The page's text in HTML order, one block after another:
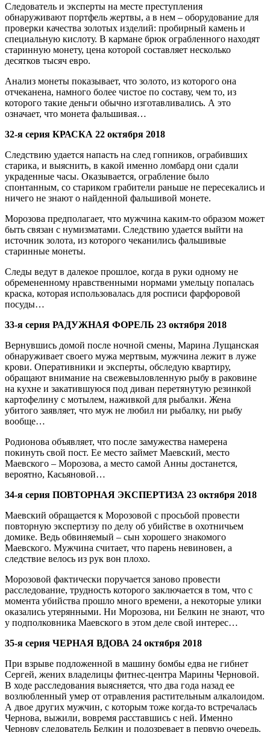
Следователь и эксперты на месте преступления
обнаруживают портфель жертвы, а в нем – оборудование для
проверки качества золотых изделий: пробирный камень и
специальную кислоту. В кармане брюк ограбленного находят
старинную монету, цена которой составляет несколько
десятков тысяч евро.
Анализ монеты показывает, что золото, из которого она
отчеканена, намного более чистое по составу, чем то, из
которого такие деньги обычно изготавливались. А это
означает, что монета фальшивая…
32-я серия КРАСКА 22 октября 2018
Следствию удается напасть на след гопников, ограбивших
старика, и выяснить, в какой именно ломбард они сдали
украденные часы. Оказывается, ограбление было
спонтанным, со стариком грабители раньше не пересекались и
ничего не знают о найденной фальшивой монете.
Морозова предполагает, что мужчина каким-то образом может
быть связан с нумизматами. Следствию удается выйти на
источник золота, из которого чеканились фальшивые
старинные монеты.
Следы ведут в далекое прошлое, когда в руки одному не
обремененному нравственными нормами умельцу попалась
краска, которая использовалась для росписи фарфоровой
посуды…
33-я серия РАДУЖНАЯ ФОРЕЛЬ 23 октября 2018
Вернувшись домой после ночной смены, Марина Лущанская
обнаруживает своего мужа мертвым, мужчина лежит в луже
крови. Оперативники и эксперты, обследую квартиру,
обращают внимание на свежевыловленную рыбу в раковине
на кухне и закатившуюся под диван перетянутую резинкой
картофелину с мотылем, наживкой для рыбалки. Жена
убитого заявляет, что муж не любил ни рыбалку, ни рыбу
вообще…
Родионова объявляет, что после замужества намерена
покинуть свой пост. Ее место займет Маевский, место
Маевского – Морозова, а место самой Анны достанется,
вероятно, Касьяновой…
34-я серия ПОВТОРНАЯ ЭКСПЕРТИЗА 23 октября 2018
Маевский обращается к Морозовой с просьбой провести
повторную экспертизу по делу об убийстве в охотничьем
домике. Ведь обвиняемый – сын хорошего знакомого
Маевского. Мужчина считает, что парень невиновен, а
следствие велось из рук вон плохо.
Морозовой фактически поручается заново провести
расследование, трудность которого заключается в том, что с
момента убийства прошло много времени, а некоторые улики
оказались утерянными. Ни Морозова, ни Белкин не знают, что
у подполковника Маевского в этом деле свой интерес…
35-я серия ЧЕРНАЯ ВДОВА 24 октября 2018
При взрыве подложенной в машину бомбы едва не гибнет
Сергей, жених владелицы фитнес-центра Марины Черновой.
В ходе расследования выясняется, что два года назад ее
возлюбленный умер от отравления растительным алкалоидом.
А двое других мужчин, с которым тоже когда-то встречалась
Чернова, выжили, вовремя расставшись с ней. Именно
Чернову следователь Белкин и подозревает в первую очередь.